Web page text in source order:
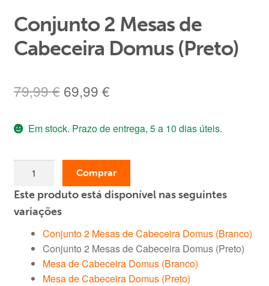
Conjunto 2 Mesas de
Cabeceira Domus (Preto)
79,99€ O
original
era:
79,99 €.
69,99 €O
atual
é:
69,99 €.
Em stock. Prazo de entrega, 5 a 10 dias úteis.
Conjunto
2
Cabeceira
Domus
Comprar
Este produto está disponível nas seguintes
variações
Conjunto 2 Mesas de Cabeceira Domus (Branco)
Conjunto 2 Mesas de Cabeceira Domus (Preto)
Mesa de Cabeceira Domus (Branco)
Mesa de Cabeceira Domus (Preto)